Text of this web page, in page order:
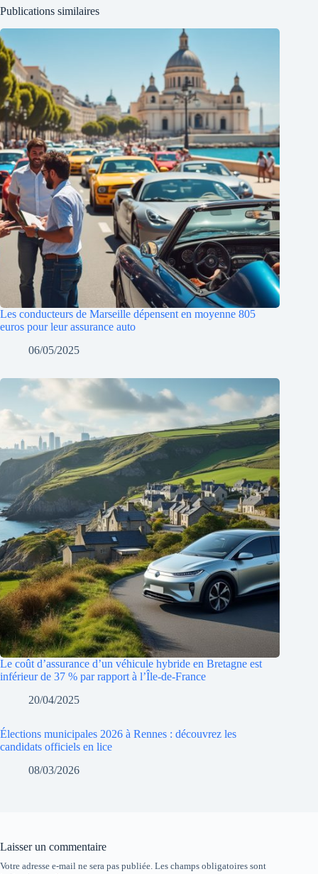
Publications similaires
Les conducteurs de Marseille dépensent en moyenne 805
euros pour leur assurance auto
06/05/2025
Le coût d’assurance d’un véhicule hybride en Bretagne est
inférieur de 37 % par rapport à l’Île-de-France
20/04/2025
Élections municipales 2026 à Rennes : découvrez les
candidats officiels en lice
08/03/2026
Laisser un commentaire
Votre adresse e-mail ne sera pas publiée. Les champs obligatoires sont